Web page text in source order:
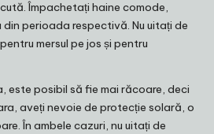
Împachetați haine comode,
perioada respectivă. Nu uitați de
mersul pe jos și pentru
este posibil să fie mai răcoare, deci
aveți nevoie de protecție solară, o
În ambele cazuri, nu uitați de